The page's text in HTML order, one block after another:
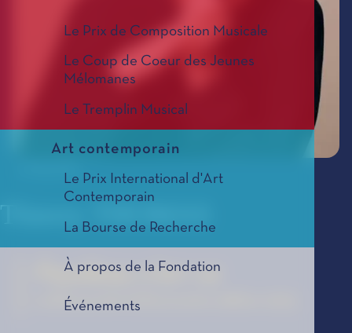
Le Prix de Composition Musicale
Le Coup de Coeur des Jeunes
Mélomanes
Le Tremplin Musical
Art contemporain
Le Prix International d'Art
Contemporain
La Bourse de Recherche
À propos de la Fondation
Événements
Thierry THOMAS
Feydeau s'en va
La Bourse de la Découverte, édition 2025